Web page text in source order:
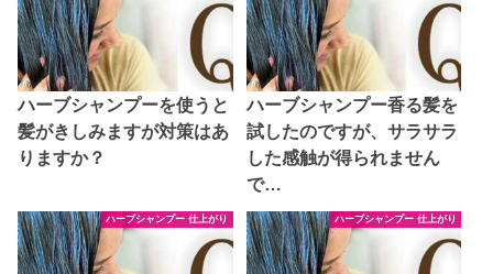
ハーブシャンプーを使うと
髪がきしみますが対策はあ
りますか？
ハーブシャンプー香る髪を
試したのですが、サラサラ
した感触が得られません
で…
ハーブシャンプー 仕上がり ハーブシャンプー 仕上がり